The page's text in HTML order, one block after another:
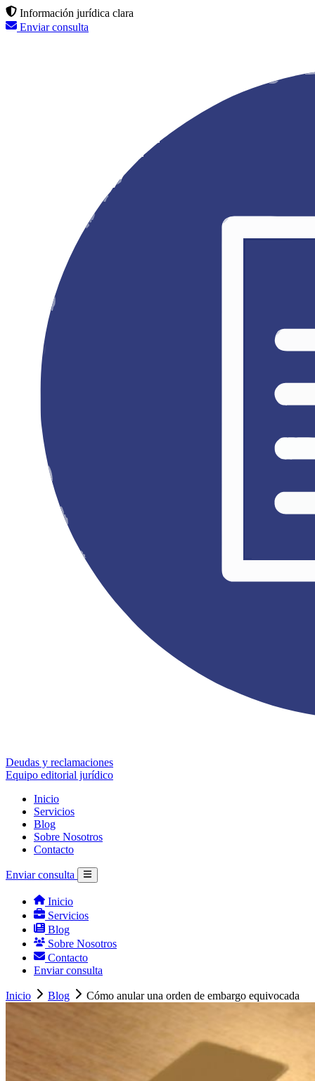
Información jurídica clara
Enviar consulta
Deudas y reclamaciones
Equipo editorial jurídico
Inicio
Servicios
Blog
Sobre Nosotros
Contacto
Enviar consulta
Inicio
Servicios
Blog
Sobre Nosotros
Contacto
Enviar consulta
Inicio Blog Cómo anular una orden de embargo equivocada